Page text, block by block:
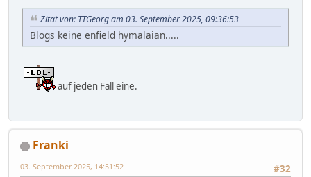
Zitat von: TTGeorg am 03. September 2025, 09:36:53
Blogs keine enfield hymalaian.....
auf jeden Fall eine.
Franki
#32
03. September 2025, 14:51:52